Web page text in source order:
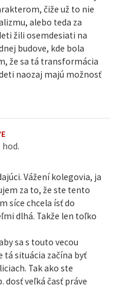
čiže už to nie
alebo teda za
žili osemdesiati na
budove, kde bola
že sa tá transformácia
naozaj majú možnosť
hod.
Vážení kolegovia, ja
za to, že ste tento
síce chcela ísť do
dlhá. Takže len toľko
sa s touto vecou
tá situácia začína byť
Tak ako ste
dosť veľká časť práve